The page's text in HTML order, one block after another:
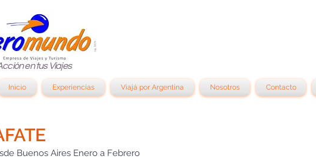
en tus Viajes
Inicio Experiencias Viajá por Argentina Nosotros Contacto
Buenos Aires Enero a Febrero